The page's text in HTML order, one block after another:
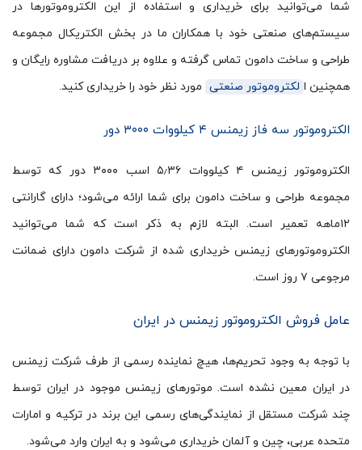
شما می‌توانید برای خریداری و استفاده از این الکتروموتورها در
سیستم‌های صنعتی خود با همکاران ما در بخش الکتریکال مجموعه
طراحی و ساخت دامون تماس گرفته و علاوه بر دریافت مشاوره رایگان و
همچنین ا لکتروموتور صنعتی مورد نظر خود را خریداری کنید.
الکتروموتور سه فاز زیمنس ۴ کیلووات ۳۰۰۰ دور
الکتروموتور زیمنس ۴ کیلووات ۵٫۳۶ اسب ۳۰۰۰ دور که توسط
مجموعه طراحی و ساخت دامون برای شما ارائه می‌شود؛ دارای گارانتی
۱۲ماهه تعمیر است. البته لازم به ذکر است که شما می‌توانید
الکتروموتورهای زیمنس خریداری شده از شرکت دامون دارای ضمانت
مرجوعی ۷ روز است.
عامل فروش الکتروموتور زیمنس در ایران
با توجه به وجود تحریم‌ها، هیچ نماینده رسمی از طرف شرکت زیمنس
در ایران معین نشده است. موتورهای زیمنس موجود در ایران توسط
چند شرکت مستقل از نمایندگی‌های رسمی این برند در ترکیه و امارات
متحده عربی، چین و آلمان خریداری می‌شود و به ایران وارد می‌شود.